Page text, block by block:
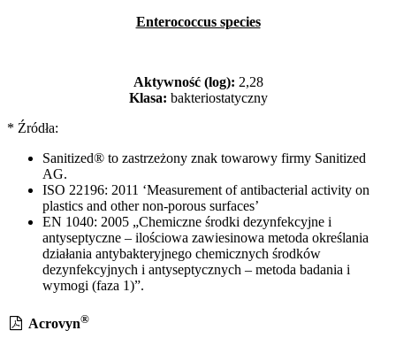
Enterococcus species
Aktywność (log): 2,28
Klasa: bakteriostatyczny
* Źródła:
Sanitized® to zastrzeżony znak towarowy firmy Sanitized
AG.
ISO 22196: 2011 ‘Measurement of antibacterial activity on
plastics and other non-porous surfaces’
EN 1040: 2005 „Chemiczne środki dezynfekcyjne i
antyseptyczne – ilościowa zawiesinowa metoda określania
działania antybakteryjnego chemicznych środków
dezynfekcyjnych i antyseptycznych – metoda badania i
wymogi (faza 1)”.
Acrovyn®